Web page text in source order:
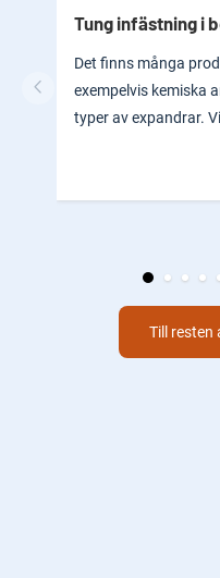
Tung infästning i
Det finns många
exempelvis kemiska
typer av expandrar.
Till resten